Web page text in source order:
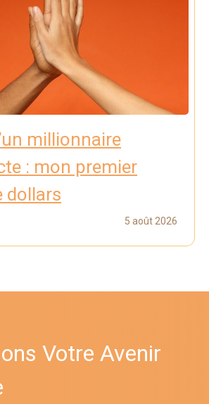
millionnaire
: mon premier
dollars
5 août 2026
Votre Avenir